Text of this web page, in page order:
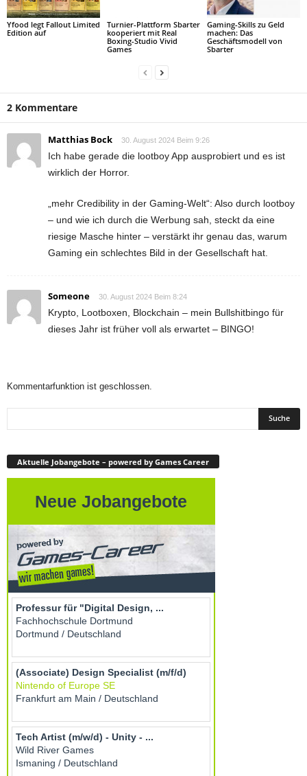
Yfood legt Fallout Limited
Edition auf
Turnier-Plattform Sbarter
kooperiert mit Real
Boxing-Studio Vivid
Games
Gaming-Skills zu Geld
machen: Das
Geschäftsmodell von
Sbarter
2 Kommentare
Matthias Bock 30. August 2024 Beim 9:26
Ich habe gerade die lootboy App ausprobiert und es ist
wirklich der Horror.
„mehr Credibility in der Gaming-Welt“: Also durch lootboy
– und wie ich durch die Werbung sah, steckt da eine
riesige Masche hinter – verstärkt ihr genau das, warum
Gaming ein schlechtes Bild in der Gesellschaft hat.
Someone 30. August 2024 Beim 8:24
Krypto, Lootboxen, Blockchain – mein Bullshitbingo für
dieses Jahr ist früher voll als erwartet – BINGO!
Kommentarfunktion ist geschlossen.
Aktuelle Jobangebote – powered by Games Career